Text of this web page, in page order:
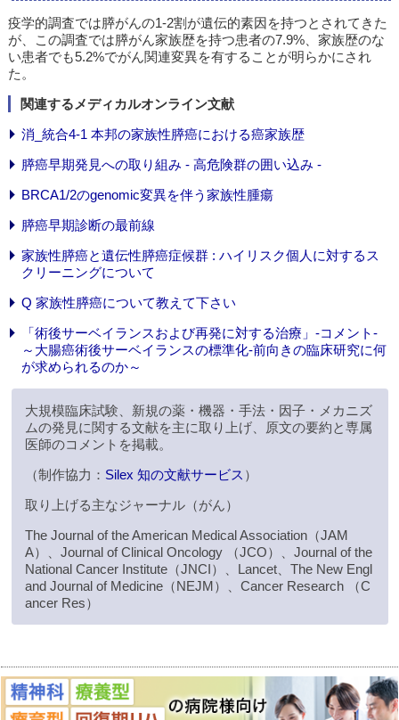
疫学的調査では膵がんの1-2割が遺伝的素因を持つとされてきた
が、この調査では膵がん家族歴を持つ患者の7.9%、家族歴のな
い患者でも5.2%でがん関連変異を有することが明らかにされ
た。
関連するメディカルオンライン文献
消_統合4-1 本邦の家族性膵癌における癌家族歴
膵癌早期発見への取り組み - 高危険群の囲い込み -
BRCA1/2のgenomic変異を伴う家族性腫瘍
膵癌早期診断の最前線
家族性膵癌と遺伝性膵癌症候群 : ハイリスク個人に対するス
クリーニングについて
Q 家族性膵癌について教えて下さい
「術後サーベイランスおよび再発に対する治療」-コメント-
～大腸癌術後サーベイランスの標準化-前向きの臨床研究に何
が求められるのか～
大規模臨床試験、新規の薬・機器・手法・因子・メカニズ
ムの発見に関する文献を主に取り上げ、原文の要約と専属
医師のコメントを掲載。
（制作協力： Silex 知の文献サービス ）
取り上げる主なジャーナル（がん）
The Journal of the American Medical Association（JAM
A）、Journal of Clinical Oncology （JCO）、Journal of the
National Cancer Institute（JNCI）、Lancet、The New Engl
and Journal of Medicine（NEJM）、Cancer Research （C
ancer Res）